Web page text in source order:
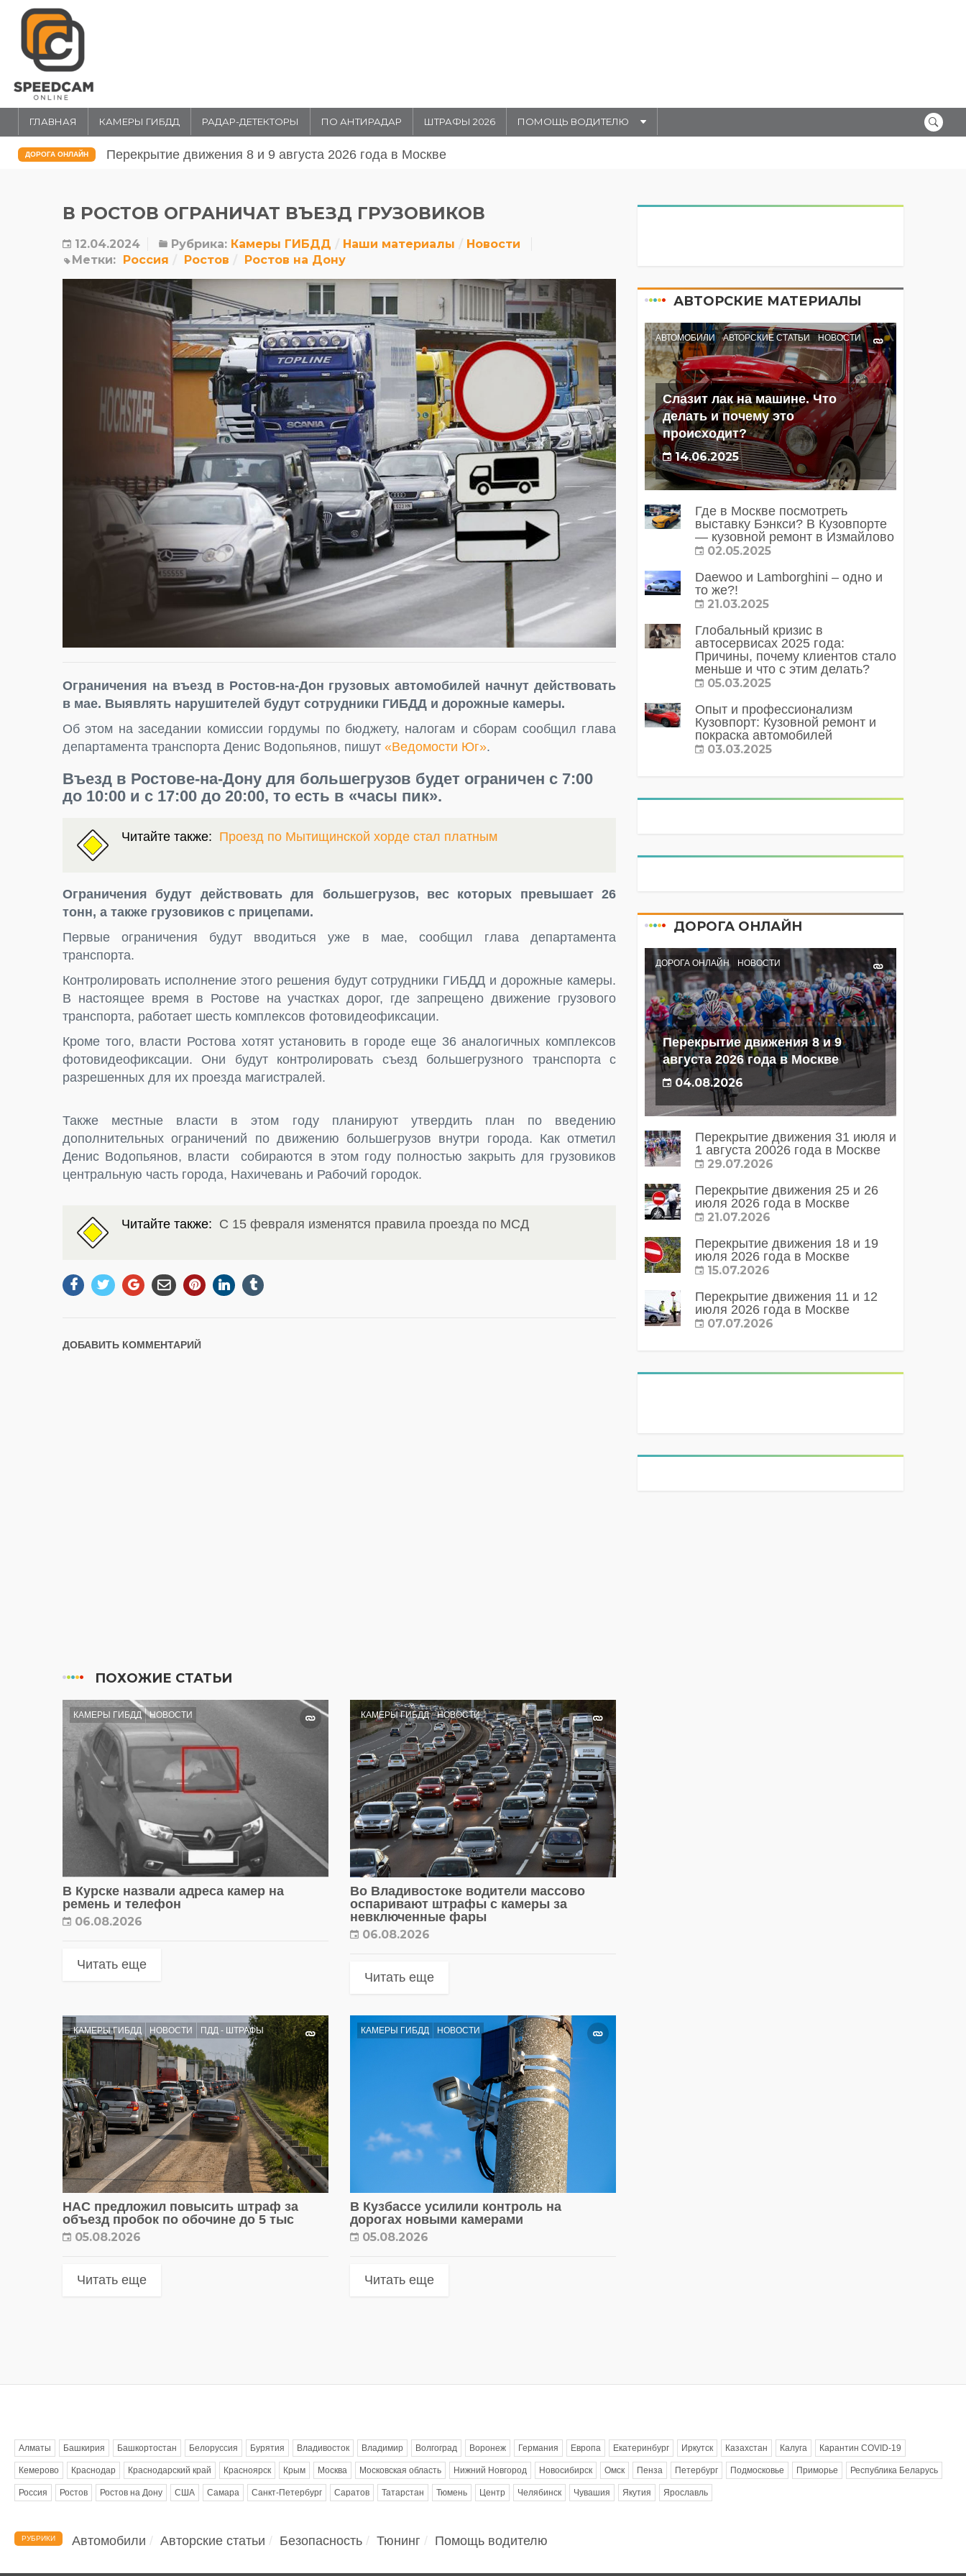
ГЛАВНАЯ КАМЕРЫ ГИБДД РАДАР-ДЕТЕКТОРЫ ПО АНТИРАДАР ШТРАФЫ 2026 ПОМОЩЬ ВОДИТЕЛЮ
ДОРОГА ОНЛАЙН
года в МосквеПерекрытие движения 31 июля и 1 августа 20026 года
В РОСТОВ ОГРАНИЧАТ ВЪЕЗД ГРУЗОВИКОВ
12.04.2024 Рубрика: Камеры ГИБДД Наши материалы
Новости
Метки: Россия Ростов Ростов на Дону
Ограничения на въезд в Ростов-на-Дон грузовых автомобилей начнут действовать
в мае. Выявлять нарушителей будут сотрудники ГИБДД и дорожные камеры.
Об этом на заседании комиссии гордумы по бюджету, налогам и сборам сообщил глава
департамента транспорта Денис Водопьянов, пишут «Ведомости Юг».
Въезд в Ростове-на-Дону для большегрузов будет ограничен с 7:00
до 10:00 и с 17:00 до 20:00, то есть в «часы пик».
Читайте также: Проезд по Мытищинской хорде стал платным
Ограничения будут действовать для большегрузов, вес которых превышает 26
тонн, а также грузовиков с прицепами.
Первые ограничения будут вводиться уже в мае, сообщил глава департамента
транспорта.
Контролировать исполнение этого решения будут сотрудники ГИБДД и дорожные камеры.
В настоящее время в Ростове на участках дорог, где запрещено движение грузового
транспорта, работает шесть комплексов фотовидеофиксации.
Кроме того, власти Ростова хотят установить в городе еще 36 аналогичных комплексов
фотовидеофиксации. Они будут контролировать съезд большегрузного транспорта с
разрешенных для их проезда магистралей.
Также местные власти в этом году планируют утвердить план по введению
дополнительных ограничений по движению большегрузов внутри города. Как отметил
Денис Водопьянов, власти собираются в этом году полностью закрыть для грузовиков
центральную часть города, Нахичевань и Рабочий городок.
Читайте также: С 15 февраля изменятся правила проезда по МСД
ДОБАВИТЬ КОММЕНТАРИЙ
ПОХОЖИЕ СТАТЬИ
КАМЕРЫ ГИБДД НОВОСТИ
В Курске назвали адреса камер на
ремень и телефон
06.08.2026
Читать еще
КАМЕРЫ ГИБДД НОВОСТИ
Во Владивостоке водители массово
оспаривают штрафы с камеры за
невключенные фары
06.08.2026
Читать еще
КАМЕРЫ ГИБДД НОВОСТИ ПДД - ШТРАФЫ
НАС предложил повысить штраф за
объезд пробок по обочине до 5 тыс
05.08.2026
Читать еще
КАМЕРЫ ГИБДД НОВОСТИ
В Кузбассе усилили контроль на
дорогах новыми камерами
05.08.2026
Читать еще
АВТОРСКИЕ МАТЕРИАЛЫ
АВТОМОБИЛИ АВТОРСКИЕ СТАТЬИ НОВОСТИ
Слазит лак на машине. Что
делать и почему это
происходит?
14.06.2025
Где в Москве посмотреть
выставку Бэнкси? В Кузовпорте
— кузовной ремонт в Измайлово
02.05.2025
Daewoo и Lamborghini – одно и
то же?!
21.03.2025
Глобальный кризис в
автосервисах 2025 года:
Причины, почему клиентов стало
меньше и что с этим делать?
05.03.2025
Опыт и профессионализм
Кузовпорт: Кузовной ремонт и
покраска автомобилей
03.03.2025
ДОРОГА ОНЛАЙН
ДОРОГА ОНЛАЙН НОВОСТИ
Перекрытие движения 8 и 9
августа 2026 года в Москве
04.08.2026
Перекрытие движения 31 июля и
1 августа 20026 года в Москве
29.07.2026
Перекрытие движения 25 и 26
июля 2026 года в Москве
21.07.2026
Перекрытие движения 18 и 19
июля 2026 года в Москве
15.07.2026
Перекрытие движения 11 и 12
июля 2026 года в Москве
07.07.2026
Алматы Башкирия Башкортостан Белоруссия Бурятия Владивосток Владимир Волгоград Воронеж Германия Европа Екатеринбург Иркутск Казахстан Калуга Карантин COVID-19
Кемерово Краснодар Краснодарский край Красноярск Крым Москва Московская область Нижний Новгород Новосибирск Омск Пенза Петербург Подмосковье Приморье Республика Беларусь
Россия Ростов Ростов на Дону США Самара Санкт-Петербург Саратов Татарстан Тюмень Центр Челябинск Чувашия Якутия Ярославль
РУБРИКИ Автомобили Авторские статьи Безопасность Тюнинг Помощь водителю